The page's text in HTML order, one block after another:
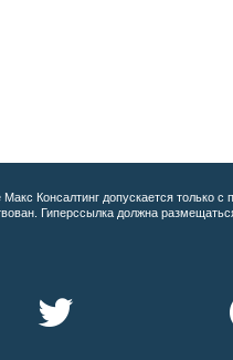
Макс Консалтинг допускается только
Гиперссылка должна